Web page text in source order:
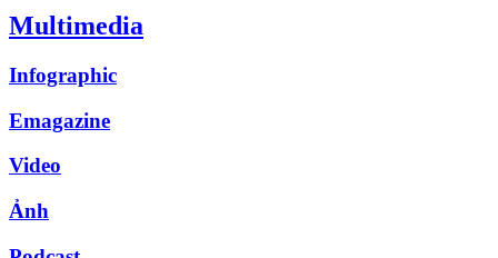
Multimedia
Infographic
Emagazine
Video
Ảnh